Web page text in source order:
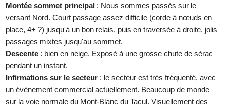
Montée sommet principal : Nous sommes passés sur le
versant Nord. Court passage assez difficile (corde à nœuds en
place, 4+ ?) jusqu'à un bon relais, puis en traversée à droite, jolis
passages mixtes jusqu'au sommet.
Descente : bien en neige. Exposé à une grosse chute de sérac
pendant un instant.
Infirmations sur le secteur : le secteur est très fréquenté, avec
un évènement commercial actuellement. Beaucoup de monde
sur la voie normale du Mont-Blanc du Tacul. Visuellement des